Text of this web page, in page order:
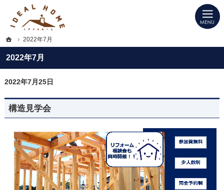
2022年7月
プロの目線からご提案。愛知県西尾市の注文住宅・新築戸建てを手がける工務店
愛知県西尾市の新築・注文住宅・新築戸建てを手がける工務店ならIDEAL HOME
2022年7月25日
構造見学会
ホーム
2022年7月